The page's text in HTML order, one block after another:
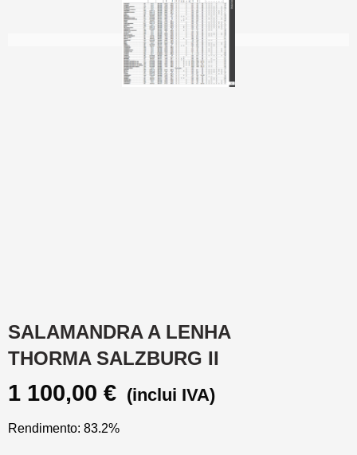
SALAMANDRA A LENHA
THORMA SALZBURG II
1 100,00 € (inclui IVA)
Rendimento: 83.2%